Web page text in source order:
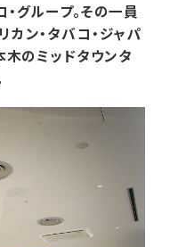
・グループ。その一員
カン・タバコ・ジャパ
のミッドタウンタ